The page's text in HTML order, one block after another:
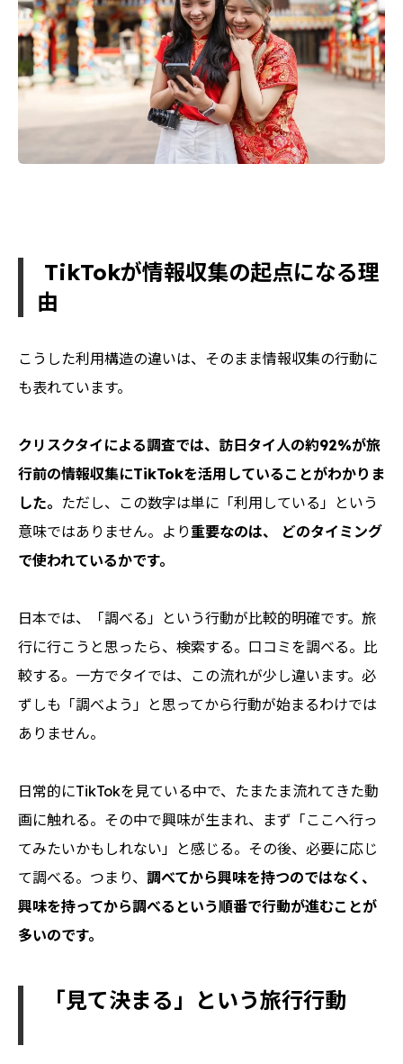
TikTokが情報収集の起点になる理
由
こうした利用構造の違いは、そのまま情報収集の行動に
も表れています。
クリスクタイによる調査では、訪日タイ人の約92%が旅
行前の情報収集にTikTokを活用していることがわかりま
した。 ただし、この数字は単に「利用している」という
意味ではありません。より重要なのは、 どのタイミング
で使われているかです。
日本では、「調べる」という行動が比較的明確です。旅
行に行こうと思ったら、検索する。口コミを調べる。比
較する。一方でタイでは、この流れが少し違います。必
ずしも「調べよう」と思ってから行動が始まるわけでは
ありません。
日常的にTikTokを見ている中で、たまたま流れてきた動
画に触れる。その中で興味が生まれ、まず「ここへ行っ
てみたいかもしれない」と感じる。その後、必要に応じ
て調べる。つまり、 調べてから興味を持つのではなく、
興味を持ってから調べるという順番で行動が進むことが
多いのです。
「見て決まる」という旅行行動